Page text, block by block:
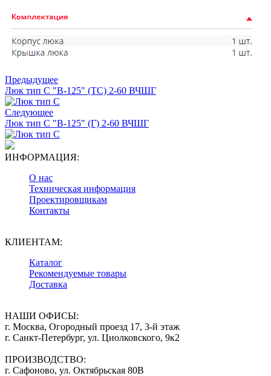
Предыдущее
Люк тип С "В-125" (ТС) 2-60 ВЧШГ
Следующее
Люк тип С "В-125" (Г) 2-60 ВЧШГ
ИНФОРМАЦИЯ:
О нас
Техническая информация
Проектировщикам
Контакты
КЛИЕНТАМ:
Каталог
Рекомендуемые товары
Доставка
НАШИ ОФИСЫ:
г. Москва, Огородный проезд 17, 3-й этаж
г. Санкт-Петербург, ул. Циолковского, 9к2
ПРОИЗВОДСТВО:
г. Сафоново, ул. Октябрьская 80В